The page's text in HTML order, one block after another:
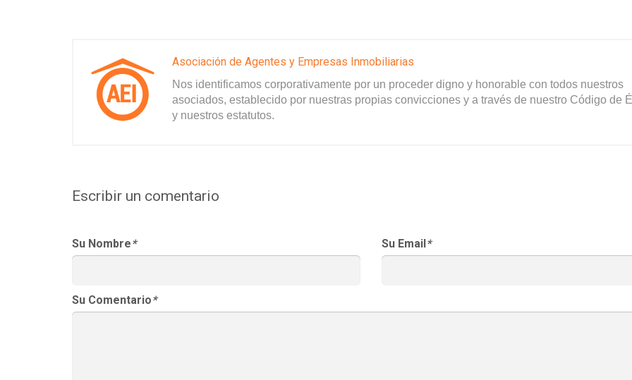
Asociación de Agentes y Empresas Inmobiliarias
Nos identificamos corporativamente por un proceder digno y honorable con todos nuestros
asociados, establecido por nuestras propias convicciones y a través de nuestro Código de
y nuestros estatutos.
Escribir un comentario
Su Nombre* Su Email*
Su Comentario*